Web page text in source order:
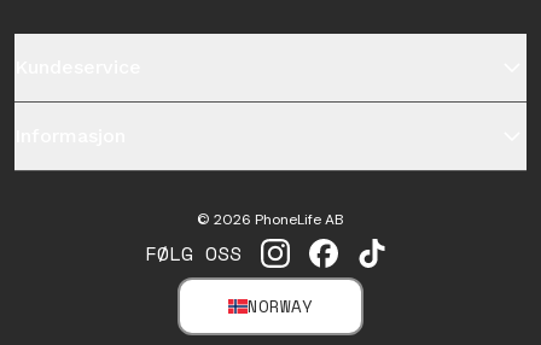
FØLG OSS INSTAGRAM
FACEBOOKTIKTOK
NORWAY
SELECT MARKET
© 2026 PhoneLife AB